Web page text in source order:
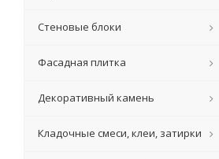
Стеновые блоки
Фасадная плитка
Декоративный камень
Кладочные смеси, клеи, затирки